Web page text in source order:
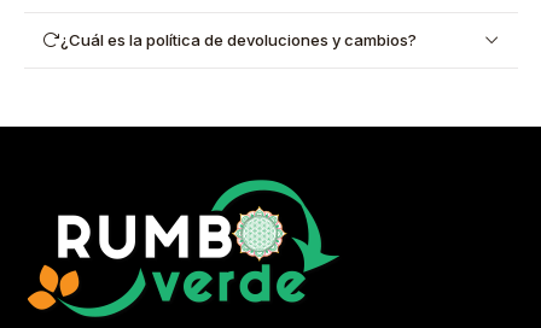
¿Cuál es la política de devoluciones y cambios?